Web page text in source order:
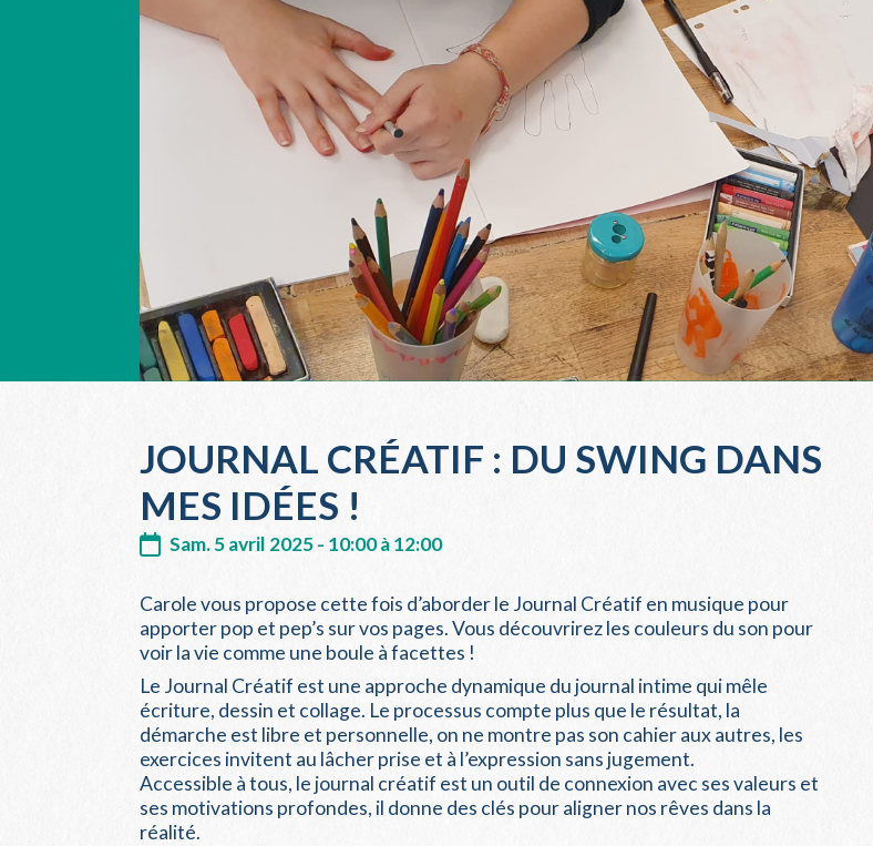
JOURNAL CRÉATIF : DU SWING DANS
MES IDÉES !
Sam. 5 avril 2025 - 10:00 à 12:00
Carole vous propose cette fois d’aborder le Journal Créatif en musique pour
apporter pop et pep’s sur vos pages. Vous découvrirez les couleurs du son pour
voir la vie comme une boule à facettes !
Le Journal Créatif est une approche dynamique du journal intime qui mêle
écriture, dessin et collage. Le processus compte plus que le résultat, la
démarche est libre et personnelle, on ne montre pas son cahier aux autres, les
exercices invitent au lâcher prise et à l’expression sans jugement.
Accessible à tous, le journal créatif est un outil de connexion avec ses valeurs et
ses motivations profondes, il donne des clés pour aligner nos rêves dans la
réalité.